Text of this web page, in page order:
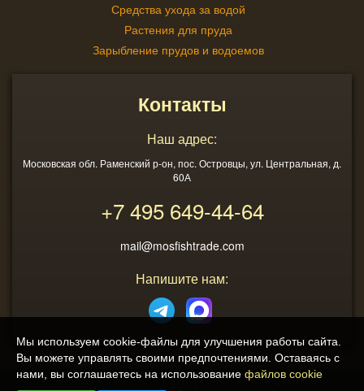
Средства ухода за водой
Растения для пруда
Зарыбление прудов и водоемов
Контакты
Наш адрес:
Московская обл. Раменский р-он, пос. Островцы, ул. Центральная, д.
60А
+7 495649-44-64
mail@mosfishtrade.com
Напишите нам:
Мы используем cookie-файлы для улучшения работы сайта.
Вы можете управлять своими предпочтениями. Оставаясь с
нами, вы соглашаетесь на использование файлов cookie